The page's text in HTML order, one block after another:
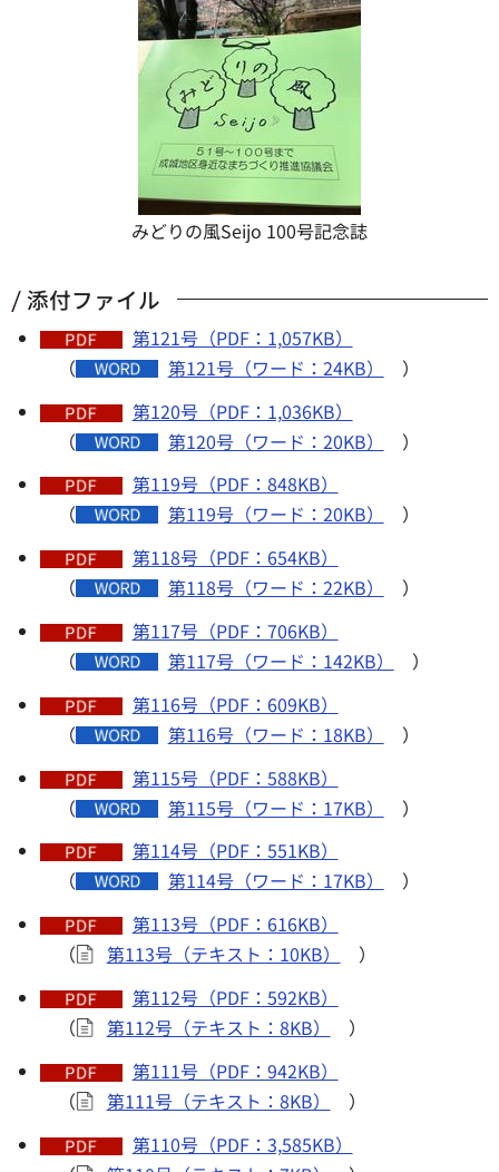
みどりの風Seijo 100号記念誌
添付ファイル
第121号（PDF：1,057KB）
（
第121号（ワード：24KB）
）
第120号（PDF：1,036KB）
（
第120号（ワード：20KB）
）
第119号（PDF：848KB）
（
第119号（ワード：20KB）
）
第118号（PDF：654KB）
（
第118号（ワード：22KB）
）
第117号（PDF：706KB）
（
第117号（ワード：142KB）
）
第116号（PDF：609KB）
（
第116号（ワード：18KB）
）
第115号（PDF：588KB）
（
第115号（ワード：17KB）
）
第114号（PDF：551KB）
（
第114号（ワード：17KB）
）
第113号（PDF：616KB）
（
第113号（テキスト：10KB）
）
第112号（PDF：592KB）
（
第112号（テキスト：8KB）
）
第111号（PDF：942KB）
（
第111号（テキスト：8KB）
）
第110号（PDF：3,585KB）